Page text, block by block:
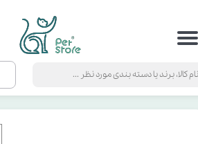
حساب کاربری من
سفارشات